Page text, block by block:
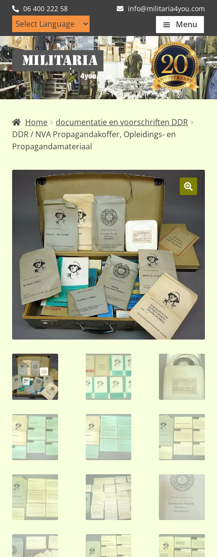
06 400 222 58 info@militaria4you.com
Menu
Home
Artikelen
Nieuws
Klantfotos
Mijn Account
Ga
door
naar
navigatie
Ga
naar
de
inhoud
Home
documentatie en voorschriften DDR
DDR / NVA Propagandakoffer, Opleidings- en
Propagandamateriaal